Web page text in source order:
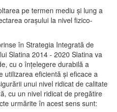
pe termen mediu şi lung a
oraşului la nivel fizico-
în Strategia Integrată de
Slatina 2014 - 2020 Slatina va
cu o înţelegere durabilă a
utilizarea eficientă şi eficace a
unui nivel ridicat de calitate
cu un nivel ridicat de pregătire
urmărite în acest sens sunt: